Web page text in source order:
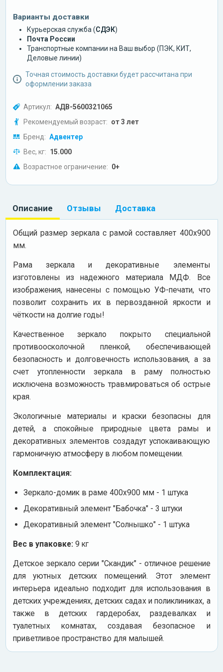
Варианты доставки
Курьерская служба (СДЭК)
Почта России
Транспортные компании на Ваш выбор (ПЭК, КИТ,
Деловые линии)
Точная стоимость доставки будет рассчитана при
оформлении заказа
Артикул: АДВ-5600321065
Рекомендуемый возраст: от 3 лет
Бренд: Адвентер
Вес, кг: 15.000
Возрастное ограничение: 0+
Описание Отзывы Доставка
Общий размер зеркала с рамой составляет 400х900
мм.
Рама зеркала и декоративные элементы
изготовлены из надежного материала МДФ. Все
изображения, нанесены с помощью УФ-печати, что
позволит сохранить их в первозданной яркости и
чёткости на долгие годы!
Качественное зеркало покрыто специальной
противоосколочной пленкой, обеспечивающей
безопасность и долговечность использования, а за
счет утопленности зеркала в раму полностью
исключена возможность травмироваться об острые
края.
Экологичные материалы и краски безопасны для
детей, а спокойные природные цвета рамы и
декоративных элементов создадут успокаивающую
гармоничную атмосферу в любом помещении.
Комплектация:
Зеркало-домик в раме 400х900 мм - 1 штука
Декоративный элемент "Бабочка" - 3 штуки
Декоративный элемент "Солнышко" - 1 штука
Вес в упаковке: 9 кг
Детское зеркало серии "Скандик" - отличное решение
для уютных детских помещений. Этот элемент
интерьера идеально подходит для использования в
детских учреждениях, детских садах и поликлиниках, а
также в детских гардеробах, раздевалках и
туалетных комнатах, создавая безопасное и
приветливое пространство для малышей.